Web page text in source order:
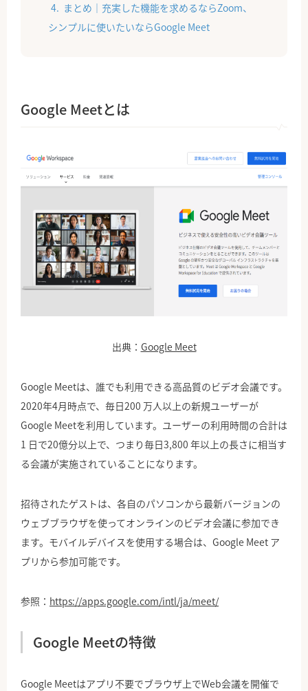
まとめ｜充実した機能を求めるならZoom、
シンプルに使いたいならGoogle Meet
Google Meetとは
出典： Google Meet
Google Meetは、誰でも利用できる高品質のビデオ会議です。
2020年4月時点で、毎日200 万人以上の新規ユーザーが
Google Meetを利用しています。ユーザーの利用時間の合計は
1 日で20億分以上で、つまり毎日3,800 年以上の長さに相当す
る会議が実施されていることになります。
招待されたゲストは、各自のパソコンから最新バージョンの
ウェブブラウザを使ってオンラインのビデオ会議に参加でき
ます。モバイルデバイスを使用する場合は、Google Meet ア
プリから参加可能です。
参照： https://apps.google.com/intl/ja/meet/
Google Meetの特徴
Google Meetはアプリ不要でブラウザ上でWeb会議を開催で